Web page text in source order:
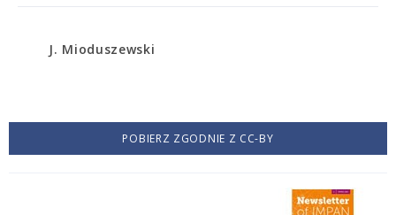
J. Mioduszewski
POBIERZ ZGODNIE Z CC-BY